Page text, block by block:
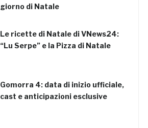
giorno di Natale
Le ricette di Natale di VNews24:
“Lu Serpe” e la Pizza di Natale
Gomorra 4: data di inizio ufficiale,
cast e anticipazioni esclusive